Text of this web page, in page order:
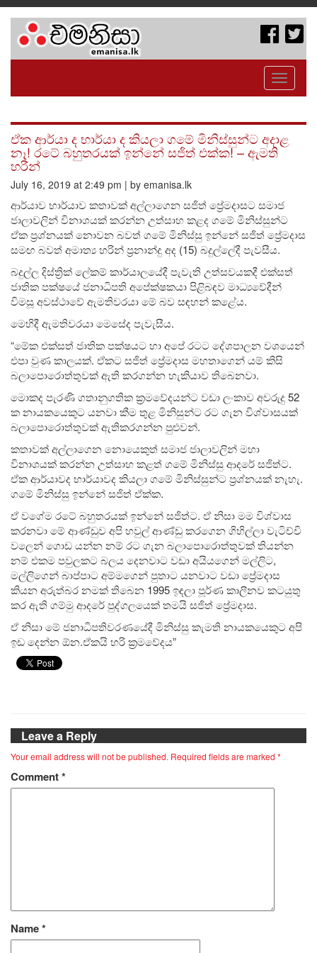
Toggle
ඒක ආර්යා ද භාර්යා ද කියලා ගමේ මිනිස්සුන්ට අදාළ
නෑ! රටේ බහුතරයක් ඉන්නේ සජිත් එක්ක! – ඇමති
හරීන්
July 16, 2019 at 2:49 pm | by emanisa.lk
ආර්යාව භාර්යාව කතාවක් අල්ලාගෙන සජිත් ප්‍රේමදාසට සමාජ
ජාලාවලින් විනාශයක් කරන්න උත්සාහ කළද ගමේ මිනිස්සුන්ට
ඒක ප්‍රශ්නයක් නොවන බවත් ගමේ මිනිස්සු ඉන්නේ සජිත් ප්‍රේමදාස
සමඟ බවත් අමාත්‍ය හරින් ප්‍රනාන්දු අද (15) බදුල්ලේදී පැවසීය.
බදුල්ල දිස්ත්‍රික් ලේකම් කාර්යාලයේදී පැවැති උත්සවයකදී එක්සත්
ජාතික පක්ෂයේ ජනාධිපති අපේක්ෂකයා පිළිබඳව මාධ්‍යවේදීන්
විමසූ අවස්ථාවේ ඇමතිවරයා මේ බව සඳහන් කළේය.
මෙහිදී ඇමතිවරයා මෙසේද පැවැසීය.
“මේක එක්සත් ජාතික පක්ෂයට හා අපේ රටට දේශපාලන වශයෙන්
එපා වුණ කාලයක්. ඒකට සජිත් ප්‍රේමදාස මහතාගෙන් යම් කිසි
බලාපොරොත්තුවක් ඇති කරගන්න හැකියාව තිබෙනවා.
මොකද පැරණි ගතානුගතික ක්‍රමවේදයන්ට වඩා ලංකාව අවරුදු 52
ක නායකයෙකුට යනවා කීම තුළ මිනිසුන්ට රට ගැන විශ්වාසයක්
බලාපොරොත්තුවක් ඇතිකරගන්න පුළුවන්.
කතාවක් අල්ලාගෙන නොයෙකුත් සමාජ ජාලාවලින් මහා
විනාශයක් කරන්න උත්සාහ කළත් ගමේ මිනිස්සු ආදරේ සජිත්ට.
ඒක ආර්යාවද භාර්යාවද කියලා ගමේ මිනිස්සුන්ට ප්‍රශ්නයක් නැහැ.
ගමේ මිනිස්සු ඉන්නේ සජිත් ඒක්ක.
ඒ වගේම රටේ බහුතරයක් ඉන්නේ සජිත්ට. ඒ නිසා මම විශ්වාස
කරනවා මේ ආණ්ඩුව අපි හවුල් ආණ්ඩු කරගෙන ගිහිල්ලා වැටිච්චි
වලෙන් ගොඩ යන්න නම් රට ගැන බලාපොරොත්තුවක් තියන්න
නම් එකම පවුලකට බලය දෙනවාට වඩා අයියගෙන් මල්ලිට,
මල්ලිගෙන් බාප්පාට අම්මගෙන් පුතාට යනවාට වඩා ප්‍රේමදාස
කියන අරුත්බර නමක් තිබෙන 1995 ඉඳලා පූර්ණ කාලීනව කටයුතු
කර ඇති ගම්මු ආදරේ පුද්ගලයෙක් තමයි සජිත් ප්‍රේමදාස.
ඒ නිසා මේ ජනාධිපතිවරණයේදී මිනිස්සු කැමති නායකයෙකුට අපි
ඉඩ දෙන්න ඕන.ඒකයි හරි ක්‍රමවේදය”
Leave a Reply
Your email address will not be published. Required fields are marked *
Comment*
Name*